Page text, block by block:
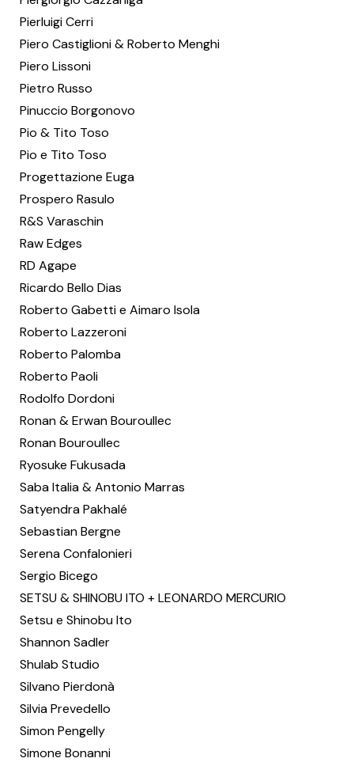
Pierluigi Cerri
Piero Castiglioni & Roberto Menghi
Piero Lissoni
Pietro Russo
Pinuccio Borgonovo
Pio & Tito Toso
Pio e Tito Toso
Progettazione Euga
Prospero Rasulo
R&S Varaschin
Raw Edges
RD Agape
Ricardo Bello Dias
Roberto Gabetti e Aimaro Isola
Roberto Lazzeroni
Roberto Palomba
Roberto Paoli
Rodolfo Dordoni
Ronan & Erwan Bouroullec
Ronan Bouroullec
Ryosuke Fukusada
Saba Italia & Antonio Marras
Satyendra Pakhalé
Sebastian Bergne
Serena Confalonieri
Sergio Bicego
SETSU & SHINOBU ITO + LEONARDO MERCURIO
Setsu e Shinobu Ito
Shannon Sadler
Shulab Studio
Silvano Pierdonà
Silvia Prevedello
Simon Pengelly
Simone Bonanni